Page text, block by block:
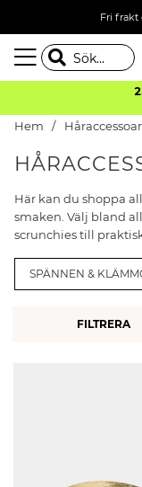
Fri frakt
Hem
Här kan du shoppa
smaken. Välj bland
scrunchies till
SPÄNNEN &
FILTRERA